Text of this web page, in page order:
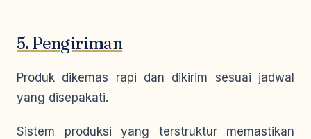
5. Pengiriman
Produk dikemas rapi dan dikirim sesuai jadwal
yang disepakati.
Sistem produksi yang terstruktur memastikan